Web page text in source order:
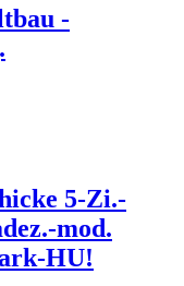
-
5-Zi.-
mod.
HU!